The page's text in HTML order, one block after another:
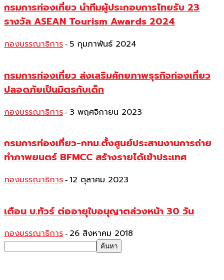
กรมการท่องเที่ยว นำทีมผู้ประกอบการไทยรับ 23
รางวัล ASEAN Tourism Awards 2024
กองบรรณาธิการ - 5 กุมภาพันธ์ 2024
กรมการท่องเที่ยว ส่งเสริมศักยภาพธุรกิจท่องเที่ยว
ปลอดภัยเป็นมิตรกับเด็ก
กองบรรณาธิการ - 3 พฤศจิกายน 2023
กรมการท่องเที่ยว-กทม.ตั้งศูนย์ประสานงานการถ่าย
ทำภาพยนตร์ BFMCC สร้างรายได้เข้าประเทศ
กองบรรณาธิการ - 12 ตุลาคม 2023
เตือน บ.ทัวร์ ต่ออายุใบอนุญาตล่วงหน้า 30 วัน
กองบรรณาธิการ - 26 สิงหาคม 2018